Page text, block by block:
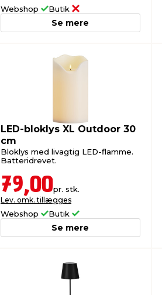
Webshop Butik
Se mere
LED-bloklys XL Outdoor 30
cm
Bloklys med livagtig LED-flamme.
Batteridrevet.
79,00pr. stk.
Lev. omk. tillægges
Webshop Butik
Se mere